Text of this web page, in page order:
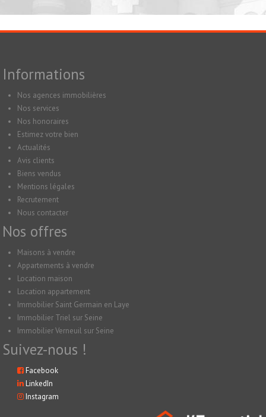
Informations
Nos agences immobilières
Nos services
Nos honoraires
Estimez votre bien
Actualités
Avis clients
Biens vendus
Mentions légales
Recrutement
Nous contacter
Nos offres
Maisons à vendre
Appartements à vendre
Location maison
Location appartement
Immobilier Saint Germain en Laye
Immobilier Triel sur Seine
Immobilier Verneuil sur Seine
Suivez-nous !
Facebook
LinkedIn
Instagram